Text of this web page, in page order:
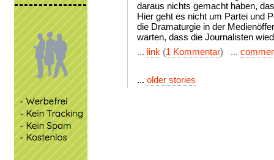
daraus nichts gemacht haben,
Hier geht es nicht um Partei und
die Dramaturgie in der
warten, dass die Journalisten
... link (1 Kommentar) ...
... older stories